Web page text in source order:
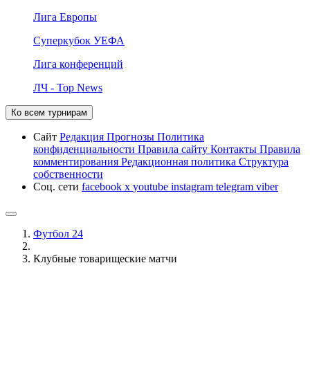
Лига Европы
Суперкубок УЕФА
Лига конференций
ЛЧ - Top News
Ко всем турнирам
Сайт Редакция Прогнозы Политика
конфиденциальности Правила сайту Контакты Правила
комментирования Редакционная политика Структура
собственности
Соц. сети facebook x youtube instagram telegram viber
Футбол 24
Клубные товарищеские матчи